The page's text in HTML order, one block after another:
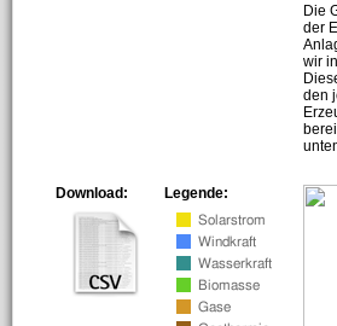
Die
der
wir
den
Legende:
Download: